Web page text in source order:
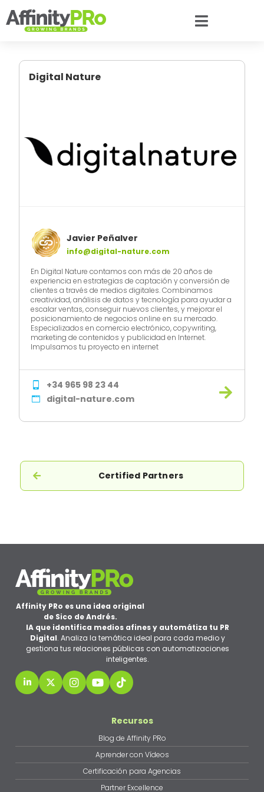
Digital Nature
Javier Peñalver
info@digital-nature.com
En Digital Nature contamos con más de 20 años de
experiencia en estrategias de captación y conversión de
clientes a través de medios digitales. Combinamos
creatividad, análisis de datos y tecnología para ayudar a
escalar ventas, conseguir nuevos clientes, y mejorar el
posicionamiento de negocios online en su mercado.
Especializados en comercio electrónico, copywriting,
marketing de contenidos y publicidad en Internet.
Impulsamos tu proyecto en internet
+34 965 98 23 44
digital-nature.com
Certified Partners
Affinity PRo es una idea original
de Sico de Andrés.
IA que identifica medios afines y automátiza tu PR
Digital. Analiza la temática ideal para cada medio y
gestiona tus relaciones públicas con automatizaciones
inteligentes.
Recursos
Blog de Affinity PRo
Aprender con Vídeos
Certificación para Agencias
Partner Excellence